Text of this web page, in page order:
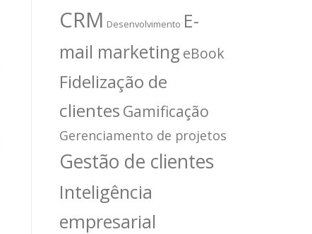
CRM Desenvolvimento E-
mail marketing eBook
Fidelização de
clientes Gamificação
Gerenciamento de projetos
Gestão de clientes
Inteligência
empresarial